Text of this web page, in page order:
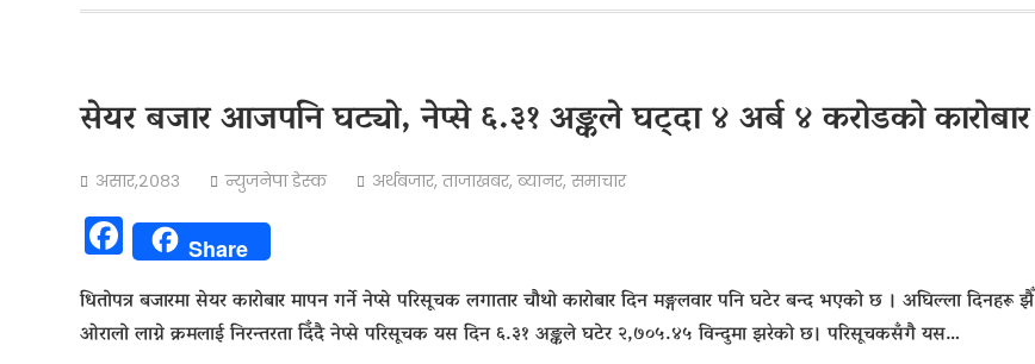
सेयर बजार आजपनि घट्याे, नेप्से ६.३१ अङ्कले घट्दा ४ अर्ब ४ करोडको कारोबार
असार,२०८३ न्युजनेपा डेस्क अर्थबजार,ताजाखबर,ब्यानर, समाचार
Facebook
Share
धितोपत्र बजारमा सेयर कारोबार मापन गर्ने नेप्से परिसूचक लगातार चौथो कारोबार दिन मङ्गलवार पनि घटेर बन्द भएको छ । अघिल्ला दिनहरू झैँ
ओरालो लाग्ने क्रमलाई निरन्तरता दिँदै नेप्से परिसूचक यस दिन ६.३१ अङ्कले घटेर २,७०५.४५ विन्दुमा झरेको छ। परिसूचकसँगै यस…